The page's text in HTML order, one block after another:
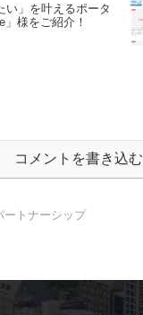
い」を叶えるポータ
」様をご紹介！
コメントを書き込む
ートナーシップ